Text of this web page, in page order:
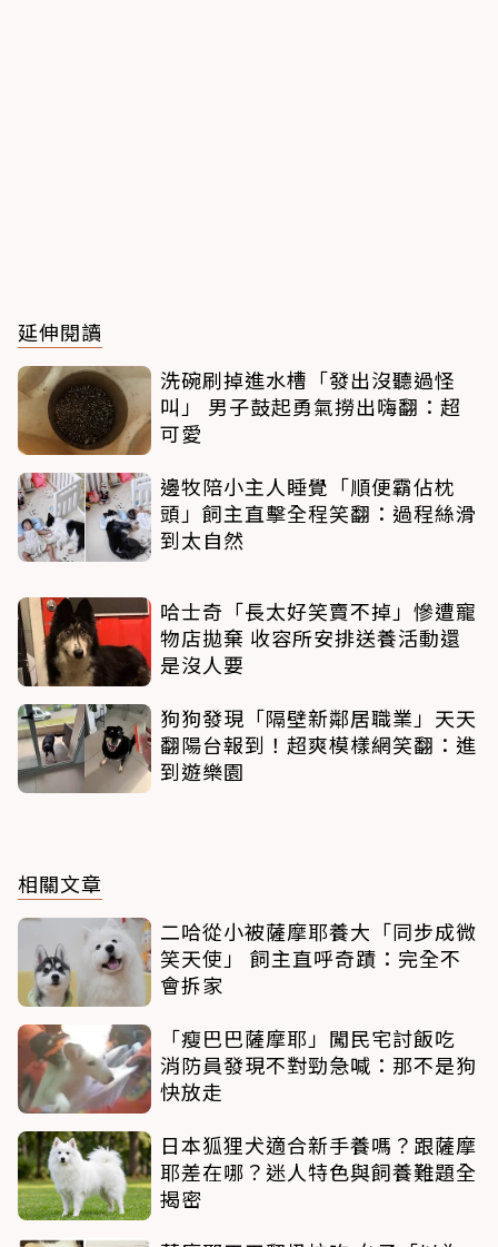
延伸閱讀
洗碗刷掉進水槽「發出沒聽過怪
叫」 男子鼓起勇氣撈出嗨翻：超
可愛
邊牧陪小主人睡覺「順便霸佔枕
頭」飼主直擊全程笑翻：過程絲滑
到太自然
哈士奇「長太好笑賣不掉」慘遭寵
物店拋棄 收容所安排送養活動還
是沒人要
狗狗發現「隔壁新鄰居職業」天天
翻陽台報到！超爽模樣網笑翻：進
到遊樂園
相關文章
二哈從小被薩摩耶養大「同步成微
笑天使」 飼主直呼奇蹟：完全不
會拆家
「瘦巴巴薩摩耶」闖民宅討飯吃
消防員發現不對勁急喊：那不是狗
快放走
日本狐狸犬適合新手養嗎？跟薩摩
耶差在哪？迷人特色與飼養難題全
揭密